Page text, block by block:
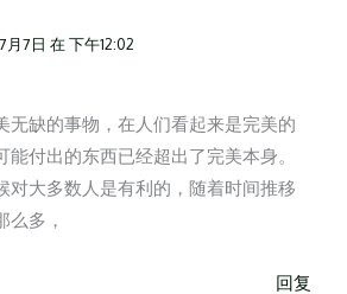
月7日 在 下午12:02
无缺的事物，在人们看起来是完美的
能付出的东西已经超出了完美本身。
对大多数人是有利的，随着时间推移
么多，
回复